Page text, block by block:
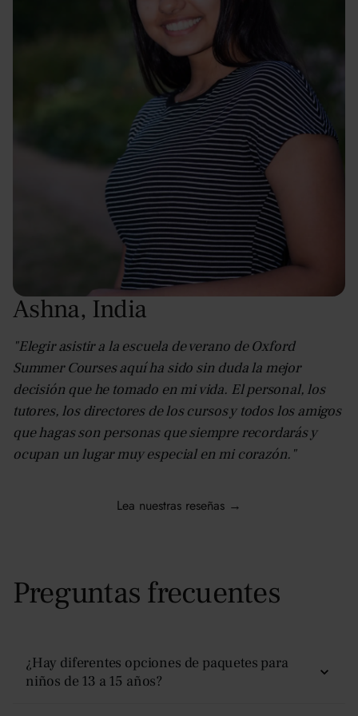
Ashna, India
"Elegir asistir a la escuela de verano de Oxford
Summer Courses aquí ha sido sin duda la mejor
decisión que he tomado en mi vida. El personal, los
tutores, los directores de los cursos y todos los amigos
que hagas son personas que siempre recordarás y
ocupan un lugar muy especial en mi corazón."
Lea nuestras reseñas →
Preguntas frecuentes
¿Hay diferentes opciones de paquetes para
niños de 13 a 15 años?